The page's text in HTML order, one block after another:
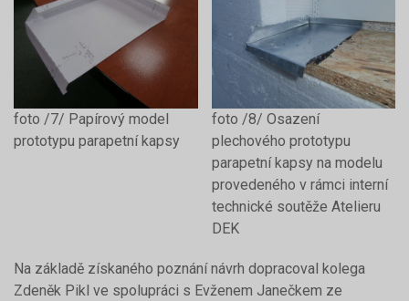
foto /7/ Papírový model
prototypu parapetní kapsy
foto /8/ Osazení
plechového prototypu
parapetní kapsy na modelu
provedeného v rámci interní
technické soutěže Atelieru
DEK
Na základě získaného poznání návrh dopracoval kolega
Zdeněk Pikl ve spolupráci s Evženem Janečkem ze